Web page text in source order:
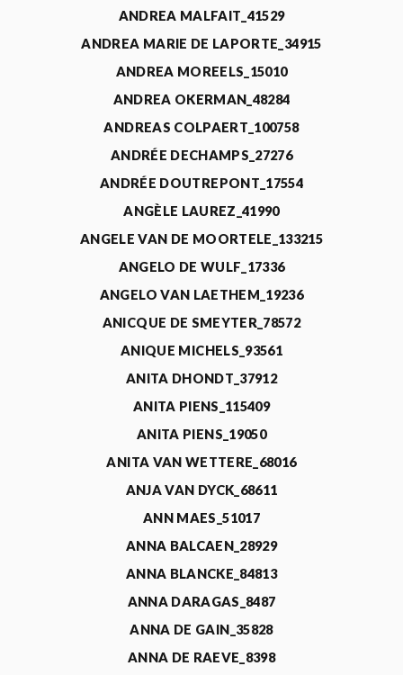
ANDREA MALFAIT_41529
ANDREA MARIE DE LAPORTE_34915
ANDREA MOREELS_15010
ANDREA OKERMAN_48284
ANDREAS COLPAERT_100758
ANDRÉE DECHAMPS_27276
ANDRÉE DOUTREPONT_17554
ANGÈLE LAUREZ_41990
ANGELE VAN DE MOORTELE_133215
ANGELO DE WULF_17336
ANGELO VAN LAETHEM_19236
ANICQUE DE SMEYTER_78572
ANIQUE MICHELS_93561
ANITA DHONDT_37912
ANITA PIENS_115409
ANITA PIENS_19050
ANITA VAN WETTERE_68016
ANJA VAN DYCK_68611
ANN MAES_51017
ANNA BALCAEN_28929
ANNA BLANCKE_84813
ANNA DARAGAS_8487
ANNA DE GAIN_35828
ANNA DE RAEVE_8398